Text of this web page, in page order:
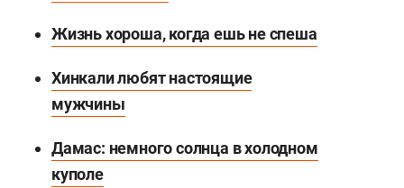
Жизнь хороша, когда ешь не спеша
Хинкали любят настоящие
мужчины
Дамас: немного солнца в холодном
куполе